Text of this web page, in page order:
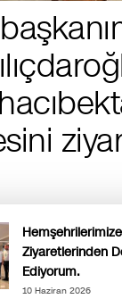
Ziyaretlerinden
Ediyorum.
10 Haziran 2026